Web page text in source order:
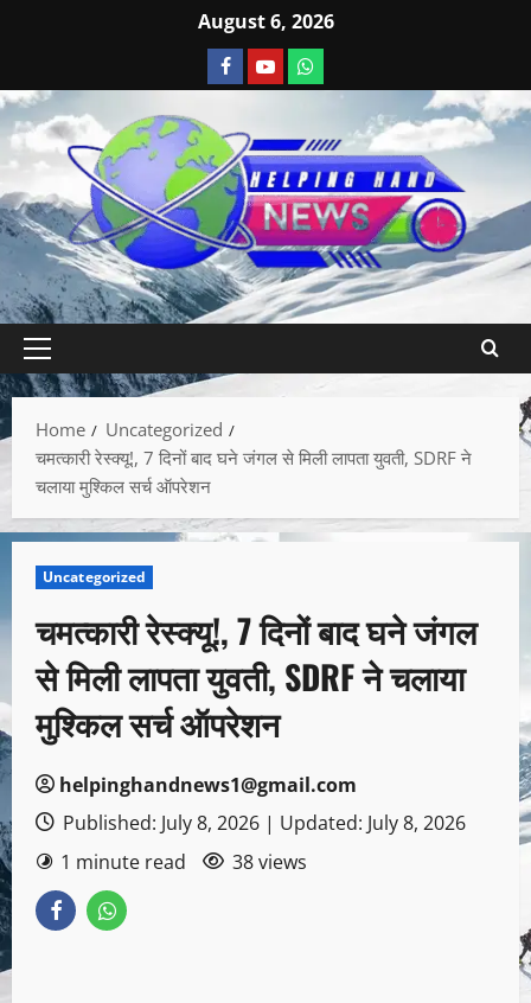
August 6, 2026
Home
Uncategorized
चमत्कारी रेस्क्यू!, 7 दिनों बाद घने जंगल से मिली लापता युवती, SDRF ने
चलाया मुश्किल सर्च ऑपरेशन
Uncategorized
चमत्कारी रेस्क्यू!, 7 दिनों बाद घने जंगल
से मिली लापता युवती, SDRF ने चलाया
मुश्किल सर्च ऑपरेशन
helpinghandnews1@gmail.com
Published: July 8, 2026 | Updated: July 8, 2026
1 minute read
38 views